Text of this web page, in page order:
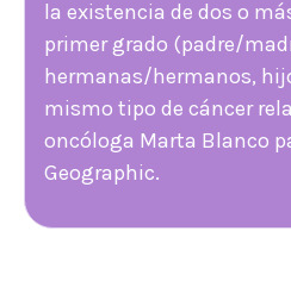
la existencia de dos o
primer grado (padre/
hermanas/hermanos,
mismo tipo de cáncer
oncóloga Marta Blanco
Geographic.